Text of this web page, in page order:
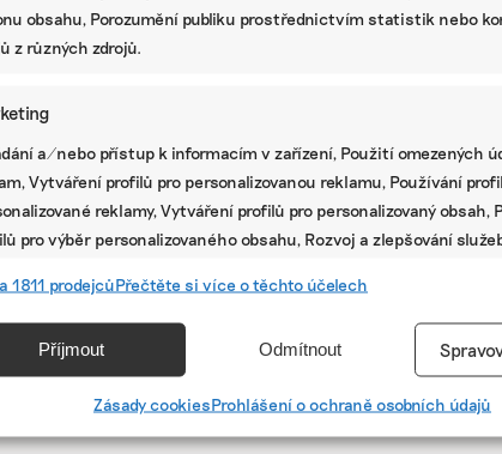
obsahu, Porozumění publiku prostřednictvím statistik nebo
z různých zdrojů.
a/nebo přístup k informacím v zařízení, Použití omezených
Vytváření profilů pro personalizovanou reklamu, Používání
reklamy, Vytváření profilů pro personalizovaný obsah,
pro výběr personalizovaného obsahu, Rozvoj a zlepšování
a kombinování údajů z jiných zdrojů údajů, Propojení
Identifikace zařízení na základě automaticky přenášených
1811 prodejcůPřečtěte si více o těchto účelech
Příjmout Odmítnout
Zásady cookiesProhlášení o ochraně osobních údajů